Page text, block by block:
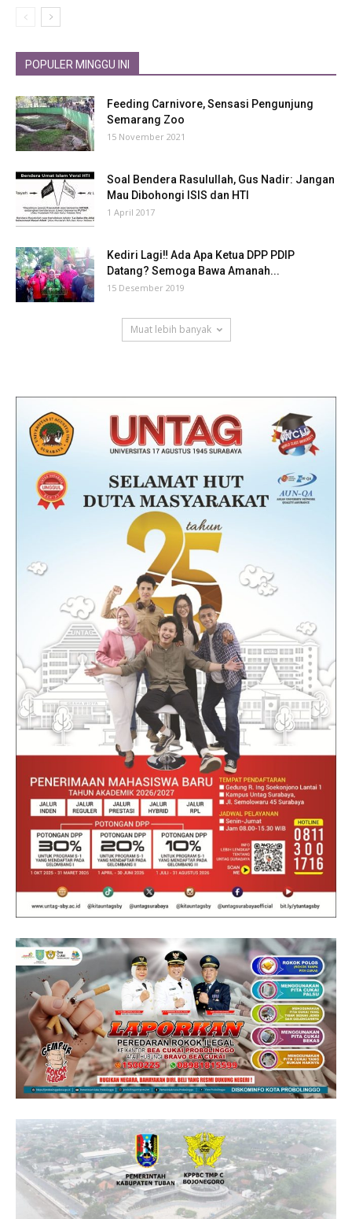
POPULER MINGGU INI
Feeding Carnivore, Sensasi Pengunjung
Semarang Zoo
15 November 2021
Soal Bendera Rasulullah, Gus Nadir: Jangan
Mau Dibohongi ISIS dan HTI
1 April 2017
Kediri Lagi‼ Ada Apa Ketua DPP PDIP
Datang? Semoga Bawa Amanah...
15 Desember 2019
Muat lebih banyak